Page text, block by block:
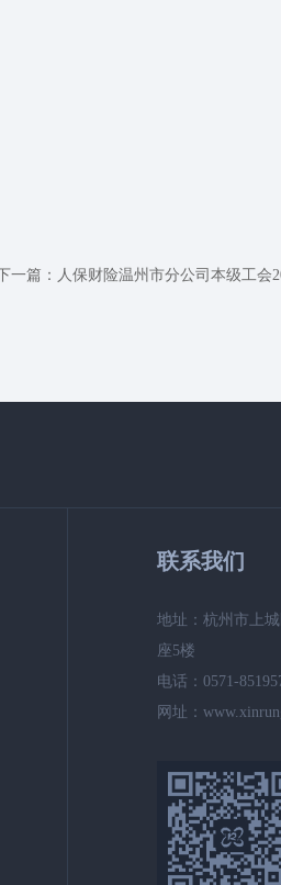
一篇： 人保财险温州市分公司本级工会
联系我们
地址：杭州市上
座5楼
电话：0571-
网址：